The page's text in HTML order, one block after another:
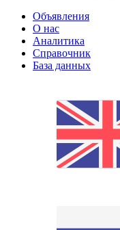
Объявления
О нас
Аналитика
Справочник
База данных